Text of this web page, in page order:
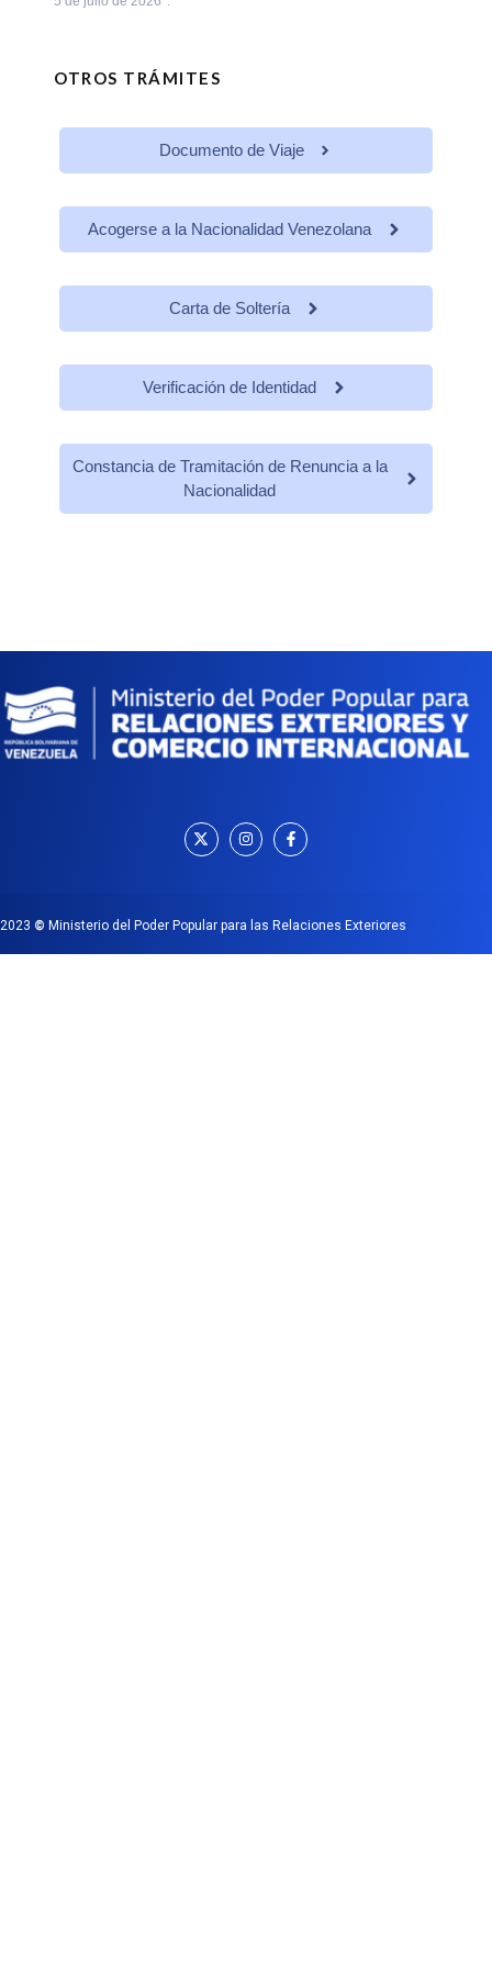
OTROS TRÁMITES
Documento de Viaje
Acogerse a la Nacionalidad Venezolana
Carta de Soltería
Verificación de Identidad
Constancia de Tramitación de Renuncia a la
Nacionalidad
2023 © Ministerio del Poder Popular para las Relaciones Exteriores